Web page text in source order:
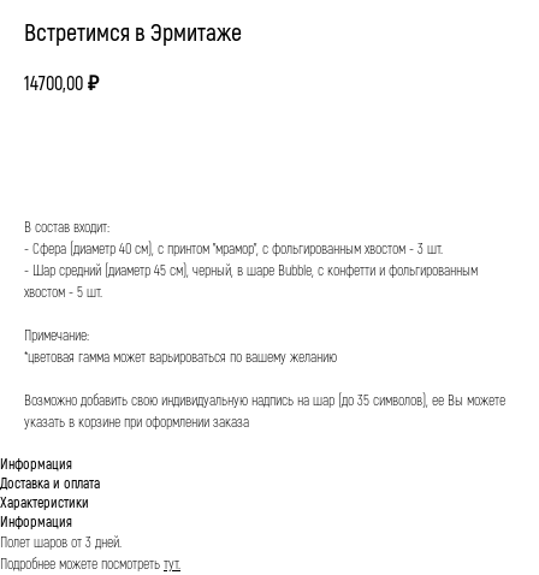
Встретимся в Эрмитаже
14700,00 ₽
В состав входит:
- Сфера (диаметр 40 см), с принтом "мрамор", с фольгированным хвостом - 3 шт.
- Шар средний (диаметр 45 см), черный, в шаре Bubble, с конфетти и фольгированным
хвостом - 5 шт.
Примечание:
*цветовая гамма может варьироваться по вашему желанию
Возможно добавить свою индивидуальную надпись на шар (до 35 символов), ее Вы можете
указать в корзине при оформлении заказа
Информация
Доставка и оплата
Характеристики
Информация
Полет шаров от 3 дней.
Подробнее можете посмотреть тут.